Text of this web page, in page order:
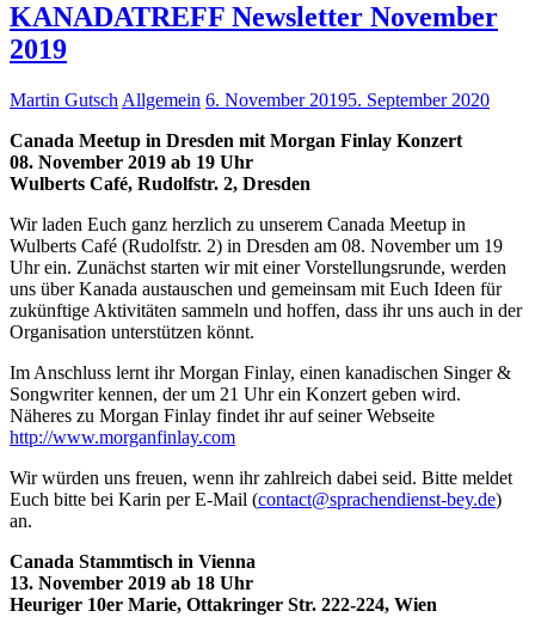
KANADATREFF Newsletter November
2019
Martin Gutsch Allgemein 6. November 20195. September 2020
Canada Meetup in Dresden mit Morgan Finlay Konzert
08. November 2019 ab 19 Uhr
Wulberts Café, Rudolfstr. 2, Dresden
Wir laden Euch ganz herzlich zu unserem Canada Meetup in
Wulberts Café (Rudolfstr. 2) in Dresden am 08. November um 19
Uhr ein. Zunächst starten wir mit einer Vorstellungsrunde, werden
uns über Kanada austauschen und gemeinsam mit Euch Ideen für
zukünftige Aktivitäten sammeln und hoffen, dass ihr uns auch in der
Organisation unterstützen könnt.
Im Anschluss lernt ihr Morgan Finlay, einen kanadischen Singer &
Songwriter kennen, der um 21 Uhr ein Konzert geben wird.
Näheres zu Morgan Finlay findet ihr auf seiner Webseite
http://www.morganfinlay.com
Wir würden uns freuen, wenn ihr zahlreich dabei seid. Bitte meldet
Euch bitte bei Karin per E-Mail (contact@sprachendienst-bey.de)
an.
Canada Stammtisch in Vienna
13. November 2019 ab 18 Uhr
Heuriger 10er Marie, Ottakringer Str. 222-224, Wien